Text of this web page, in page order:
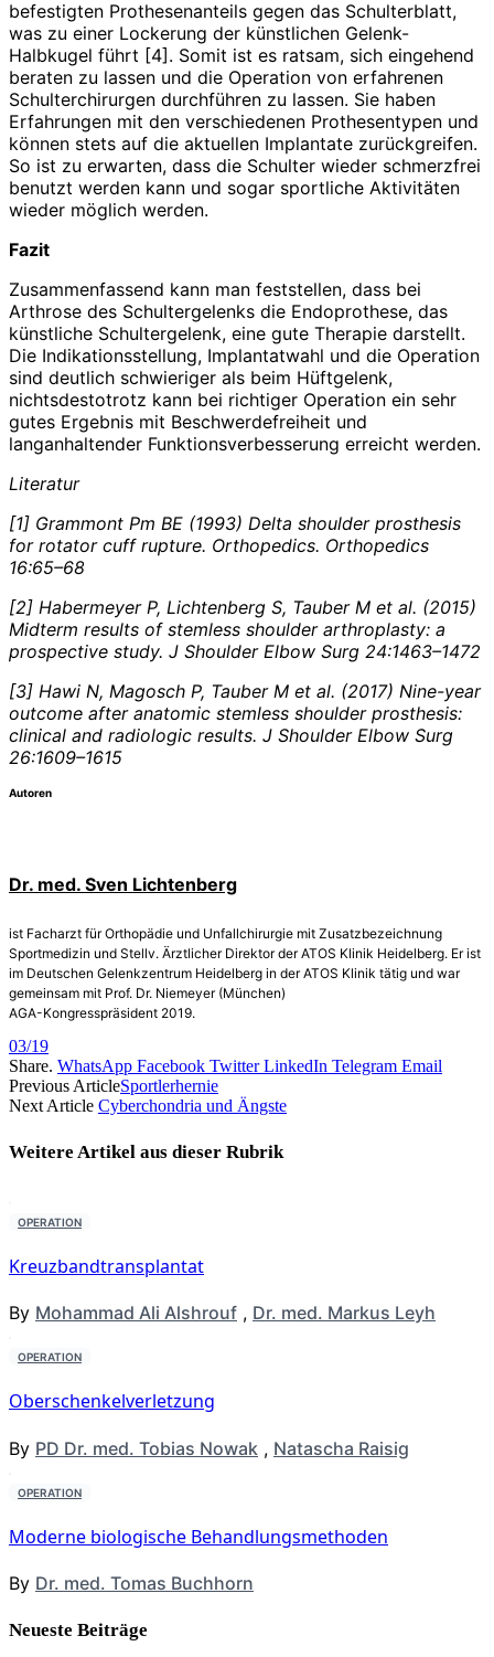
befestigten Prothesenanteils gegen das Schulterblatt,
was zu einer Lockerung der künstlichen Gelenk-
Halbkugel führt [4]. Somit ist es ratsam, sich eingehend
beraten zu lassen und die Operation von erfahrenen
Schulterchirurgen durchführen zu lassen. Sie haben
Erfahrungen mit den verschiedenen Prothesentypen und
können stets auf die aktuellen Implantate zurückgreifen.
So ist zu erwarten, dass die Schulter wieder schmerzfrei
benutzt werden kann und sogar sportliche Aktivitäten
wieder möglich werden.
Fazit
Zusammenfassend kann man feststellen, dass bei
Arthrose des Schultergelenks die Endoprothese, das
künstliche Schultergelenk, eine gute Therapie darstellt.
Die Indikationsstellung, Implantatwahl und die Operation
sind deutlich schwieriger als beim Hüftgelenk,
nichtsdestotrotz kann bei richtiger Operation ein sehr
gutes Ergebnis mit Beschwerdefreiheit und
langanhaltender Funktionsverbesserung erreicht werden.
Literatur
[1] Grammont Pm BE (1993) Delta shoulder prosthesis
for rotator cuff rupture. Orthopedics. Orthopedics
16:65–68
[2] Habermeyer P, Lichtenberg S, Tauber M et al. (2015)
Midterm results of stemless shoulder arthroplasty: a
prospective study. J Shoulder Elbow Surg 24:1463–1472
[3] Hawi N, Magosch P, Tauber M et al. (2017) Nine-year
outcome after anatomic stemless shoulder prosthesis:
clinical and radiologic results. J Shoulder Elbow Surg
26:1609–1615
Autoren
Dr. med. Sven Lichtenberg
ist Facharzt für Orthopädie und Unfallchirurgie mit Zusatzbezeichnung
Sportmedizin und Stellv. Ärztlicher Direktor der ATOS Klinik Heidelberg. Er ist
im Deutschen Gelenkzentrum Heidelberg in der ATOS Klinik tätig und war
gemeinsam mit Prof. Dr. Niemeyer (München)
AGA-Kongresspräsident 2019.
03/19
Share. WhatsApp Facebook Twitter LinkedIn Telegram Email
Previous ArticleSportlerhernie
Next Article Cyberchondria und Ängste
Weitere Artikel aus dieser Rubrik
OPERATION
Kreuzbandtransplantat
By Mohammad Ali Alshrouf , Dr. med. Markus Leyh
OPERATION
Oberschenkelverletzung
By PD Dr. med. Tobias Nowak , Natascha Raisig
OPERATION
Moderne biologische Behandlungsmethoden
By Dr. med. Tomas Buchhorn
Neueste Beiträge